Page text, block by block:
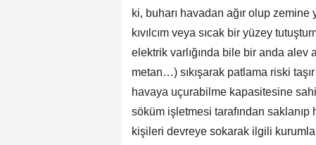
ki, buharı havadan ağır olup zemine
kıvılcım veya sıcak bir yüzey
elektrik varlığında bile bir anda
metan…) sıkışarak patlama riski
havaya uçurabilme kapasitesine
söküm işletmesi tarafından
kişileri devreye sokarak ilgili